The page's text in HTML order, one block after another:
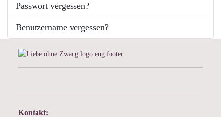
Passwort vergessen?
Benutzername vergessen?
Kontakt: